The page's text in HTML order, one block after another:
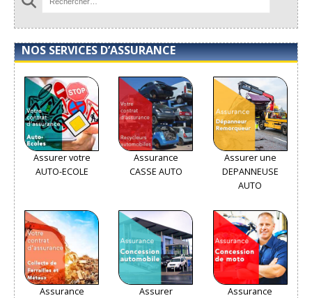
NOS SERVICES D’ASSURANCE
Assurer votre
AUTO-ECOLE
Assurance
CASSE AUTO
Assurer une
DEPANNEUSE
AUTO
Assurance
Assurer
Assurance